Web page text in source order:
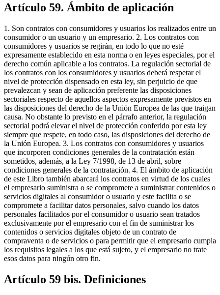
Artículo 59. Ámbito de aplicación
1. Son contratos con consumidores y usuarios los realizados entre un
consumidor o un usuario y un empresario. 2. Los contratos con
consumidores y usuarios se regirán, en todo lo que no esté
expresamente establecido en esta norma o en leyes especiales, por el
derecho común aplicable a los contratos. La regulación sectorial de
los contratos con los consumidores y usuarios deberá respetar el
nivel de protección dispensado en esta ley, sin perjuicio de que
prevalezcan y sean de aplicación preferente las disposiciones
sectoriales respecto de aquellos aspectos expresamente previstos en
las disposiciones del derecho de la Unión Europea de las que traigan
causa. No obstante lo previsto en el párrafo anterior, la regulación
sectorial podrá elevar el nivel de protección conferido por esta ley
siempre que respete, en todo caso, las disposiciones del derecho de
la Unión Europea. 3. Los contratos con consumidores y usuarios
que incorporen condiciones generales de la contratación están
sometidos, además, a la Ley 7/1998, de 13 de abril, sobre
condiciones generales de la contratación. 4. El ámbito de aplicación
de este Libro también abarcará los contratos en virtud de los cuales
el empresario suministra o se compromete a suministrar contenidos o
servicios digitales al consumidor o usuario y este facilita o se
compromete a facilitar datos personales, salvo cuando los datos
personales facilitados por el consumidor o usuario sean tratados
exclusivamente por el empresario con el fin de suministrar los
contenidos o servicios digitales objeto de un contrato de
compraventa o de servicios o para permitir que el empresario cumpla
los requisitos legales a los que está sujeto, y el empresario no trate
esos datos para ningún otro fin.
Artículo 59 bis. Definiciones